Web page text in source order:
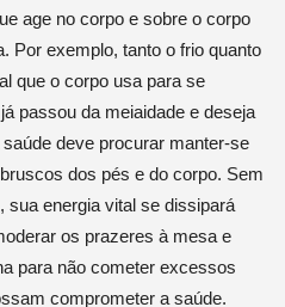
age no corpo e sobre o corpo
Por exemplo, tanto o frio quanto
que o corpo usa para se
passou da meiaidade e deseja
deve procurar manter-se
dos pés e do corpo. Sem
energia vital se dissipará
os prazeres à mesa e
para não cometer excessos
comprometer a saúde.